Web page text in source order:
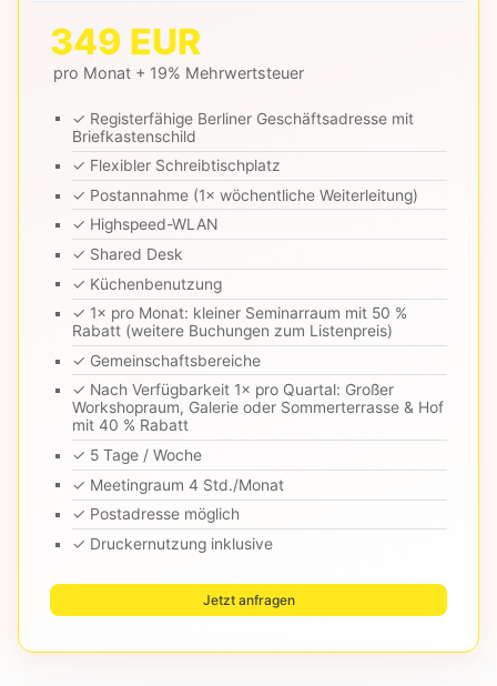
349 EUR
pro Monat + 19% Mehrwertsteuer
✓ Registerfähige Berliner Geschäftsadresse mit
Briefkastenschild
✓ Flexibler Schreibtischplatz
✓ Postannahme (1× wöchentliche Weiterleitung)
✓ Highspeed-WLAN
✓ Shared Desk
✓ Küchenbenutzung
✓ 1× pro Monat: kleiner Seminarraum mit 50 %
Rabatt (weitere Buchungen zum Listenpreis)
✓ Gemeinschaftsbereiche
✓ Nach Verfügbarkeit 1× pro Quartal: Großer
Workshopraum, Galerie oder Sommerterrasse & Hof
mit 40 % Rabatt
✓ 5 Tage / Woche
✓ Meetingraum 4 Std./Monat
✓ Postadresse möglich
✓ Druckernutzung inklusive
Jetzt anfragen